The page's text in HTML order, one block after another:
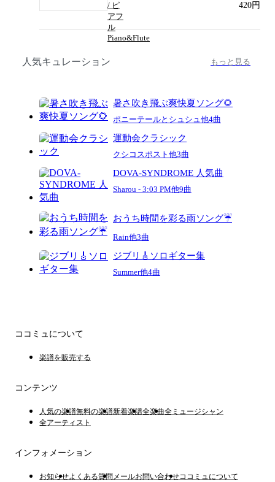
420円
人気キュレーション もっと見る
暑さ吹き飛ぶ爽快夏ソング🌻
ポニーテールとシュシュ他4曲
運動会クラシック
クシコスポスト他3曲
DOVA-SYNDROME 人気曲
Sharou - 3:03 PM他9曲
おうち時間を彩る雨ソング☔️
Rain他3曲
ジブリ🎸ソロギター集
Summer他4曲
ココミュについて
楽譜を販売する
コンテンツ
人気の楽譜無料の楽譜新着楽譜全楽曲全ミュージシャン
全アーティスト
インフォメーション
お知らせよくある質問 メールお問い合わせココミュについて